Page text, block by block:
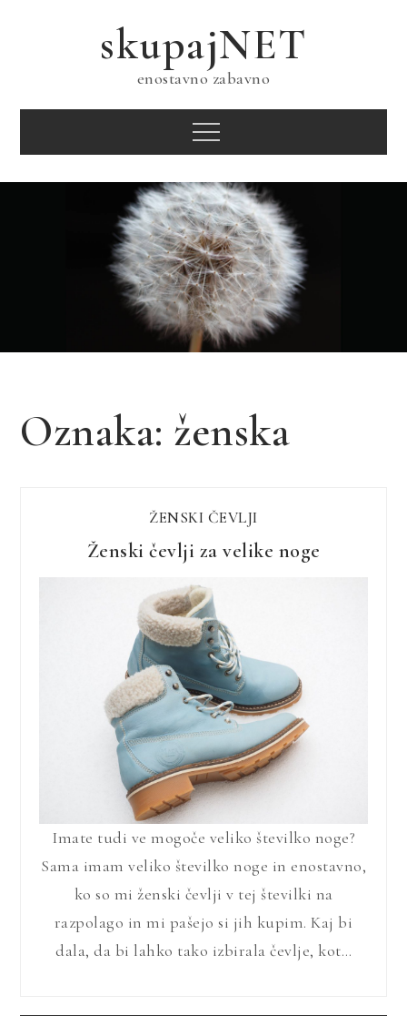
skupajNET
enostavno zabavno
Menu
Oznaka: ženska
ŽENSKI ČEVLJI
Ženski čevlji za velike noge
Imate tudi ve mogoče veliko številko noge?
Sama imam veliko številko noge in enostavno,
ko so mi ženski čevlji v tej številki na
razpolago in mi pašejo si jih kupim. Kaj bi
dala, da bi lahko tako izbirala čevlje, kot…